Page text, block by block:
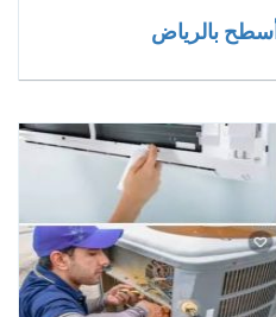
بالرياض